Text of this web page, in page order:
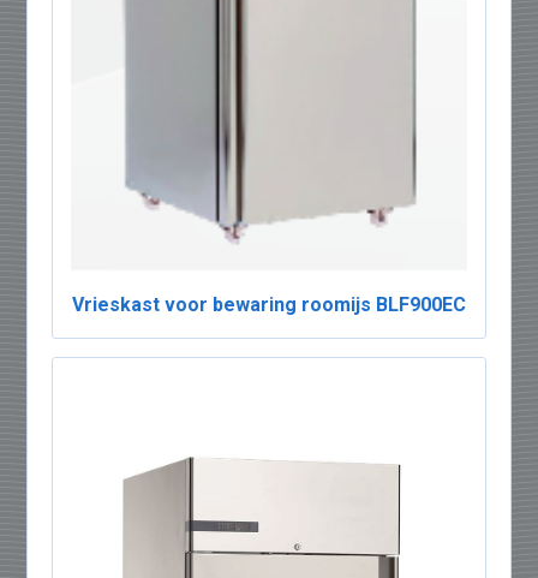
Vrieskast voor bewaring roomijs BLF900EC